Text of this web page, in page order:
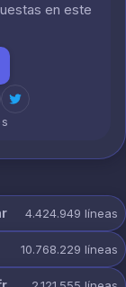
en este
4.424.949 líneas
10.768.229 líneas